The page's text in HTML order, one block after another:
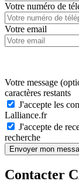
Votre numéro de
Votre email
Votre message
caractères restants
J'accepte les
Lalliance.fr
J'accepte de
recherche
Envoyer mon
Contacter